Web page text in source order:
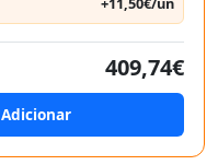
409,74€
Adicionar